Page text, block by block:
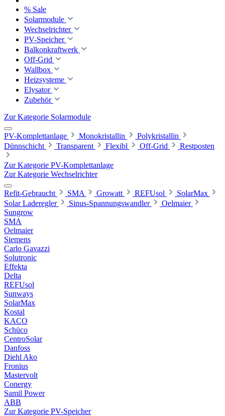
% Sale
Solarmodule
Wechselrichter
PV-Speicher
Balkonkraftwerk
Off-Grid
Wallbox
Heizsysteme
Elysator
Zubehör
Zur Kategorie Solarmodule
PV-Komplettanlage Monokristallin
Polykristallin
Dünnschicht
Transparent Flexibl Off-Grid Restposten
Zur Kategorie PV-Komplettanlage
Zur Kategorie Wechselrichter
Refit-Gebraucht SMA Growatt REFUsol
SolarMax
Solar Laderegler
Sinus-Spannungswandler
Oelmaier
Sungrow
SMA
Oelmaier
Siemens
Carlo Gavazzi
Solutronic
Effekta
Delta
REFUsol
Sunways
SolarMax
Kostal
KACO
Schüco
CentroSolar
Danfoss
Diehl Ako
Fronius
Mastervolt
Conergy
Samil Power
ABB
Zur Kategorie PV-Speicher